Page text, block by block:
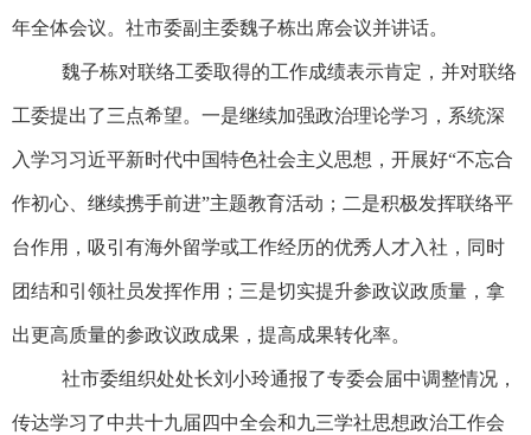
年全体会议。社市委副主委魏子栋出席会议并讲话。
魏子栋对联络工委取得的工作成绩表示肯定，并对联络
工委提出了三点希望。一是继续加强政治理论学习，系统深
入学习习近平新时代中国特色社会主义思想，开展好“不忘合
作初心、继续携手前进”主题教育活动；二是积极发挥联络平
台作用，吸引有海外留学或工作经历的优秀人才入社，同时
团结和引领社员发挥作用；三是切实提升参政议政质量，拿
出更高质量的参政议政成果，提高成果转化率。
社市委组织处处长刘小玲通报了专委会届中调整情况 ，
传达学习了中共十九届四中全会和九三学社思想政治工作会